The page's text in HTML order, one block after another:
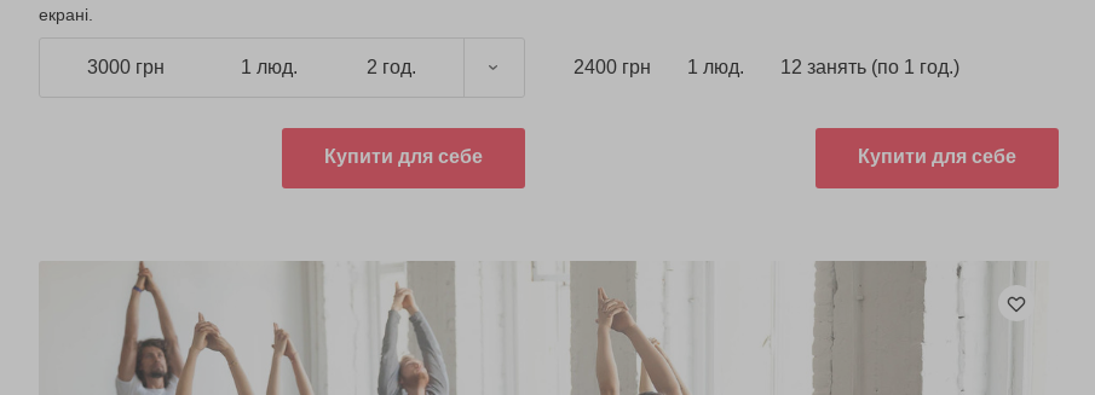
екрані.
3000 грн 1 люд. 2 год.
Купити для себе
2400 грн 1 люд. 12 занять (по 1 год.)
Купити для себе